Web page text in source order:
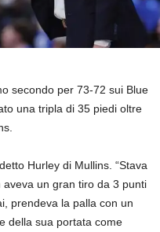
secondo per 73-72 sui Blue
una tripla di 35 piedi oltre
Hurley di Mullins. “Stava
un gran tiro da 3 punti
prendeva la palla con un
della sua portata come